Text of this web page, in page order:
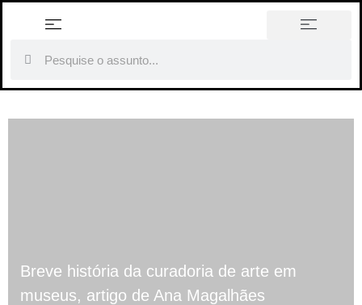
Breve história da curadoria de arte em
museus, artigo de Ana Magalhães